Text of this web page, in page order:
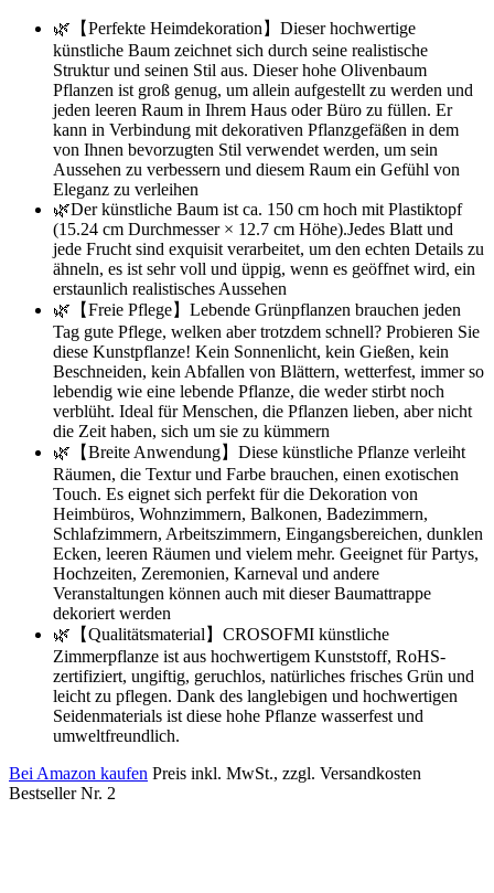
🌿【Perfekte Heimdekoration】Dieser hochwertige
künstliche Baum zeichnet sich durch seine realistische
Struktur und seinen Stil aus. Dieser hohe Olivenbaum
Pflanzen ist groß genug, um allein aufgestellt zu werden und
jeden leeren Raum in Ihrem Haus oder Büro zu füllen. Er
kann in Verbindung mit dekorativen Pflanzgefäßen in dem
von Ihnen bevorzugten Stil verwendet werden, um sein
Aussehen zu verbessern und diesem Raum ein Gefühl von
Eleganz zu verleihen
🌿Der künstliche Baum ist ca. 150 cm hoch mit Plastiktopf
(15.24 cm Durchmesser × 12.7 cm Höhe).Jedes Blatt und
jede Frucht sind exquisit verarbeitet, um den echten Details zu
ähneln, es ist sehr voll und üppig, wenn es geöffnet wird, ein
erstaunlich realistisches Aussehen
🌿【Freie Pflege】Lebende Grünpflanzen brauchen jeden
Tag gute Pflege, welken aber trotzdem schnell? Probieren Sie
diese Kunstpflanze! Kein Sonnenlicht, kein Gießen, kein
Beschneiden, kein Abfallen von Blättern, wetterfest, immer so
lebendig wie eine lebende Pflanze, die weder stirbt noch
verblüht. Ideal für Menschen, die Pflanzen lieben, aber nicht
die Zeit haben, sich um sie zu kümmern
🌿【Breite Anwendung】Diese künstliche Pflanze verleiht
Räumen, die Textur und Farbe brauchen, einen exotischen
Touch. Es eignet sich perfekt für die Dekoration von
Heimbüros, Wohnzimmern, Balkonen, Badezimmern,
Schlafzimmern, Arbeitszimmern, Eingangsbereichen, dunklen
Ecken, leeren Räumen und vielem mehr. Geeignet für Partys,
Hochzeiten, Zeremonien, Karneval und andere
Veranstaltungen können auch mit dieser Baumattrappe
dekoriert werden
🌿【Qualitätsmaterial】CROSOFMI künstliche
Zimmerpflanze ist aus hochwertigem Kunststoff, RoHS-
zertifiziert, ungiftig, geruchlos, natürliches frisches Grün und
leicht zu pflegen. Dank des langlebigen und hochwertigen
Seidenmaterials ist diese hohe Pflanze wasserfest und
umweltfreundlich.
Bei Amazon kaufen Preis inkl. MwSt., zzgl. Versandkosten
Bestseller Nr. 2